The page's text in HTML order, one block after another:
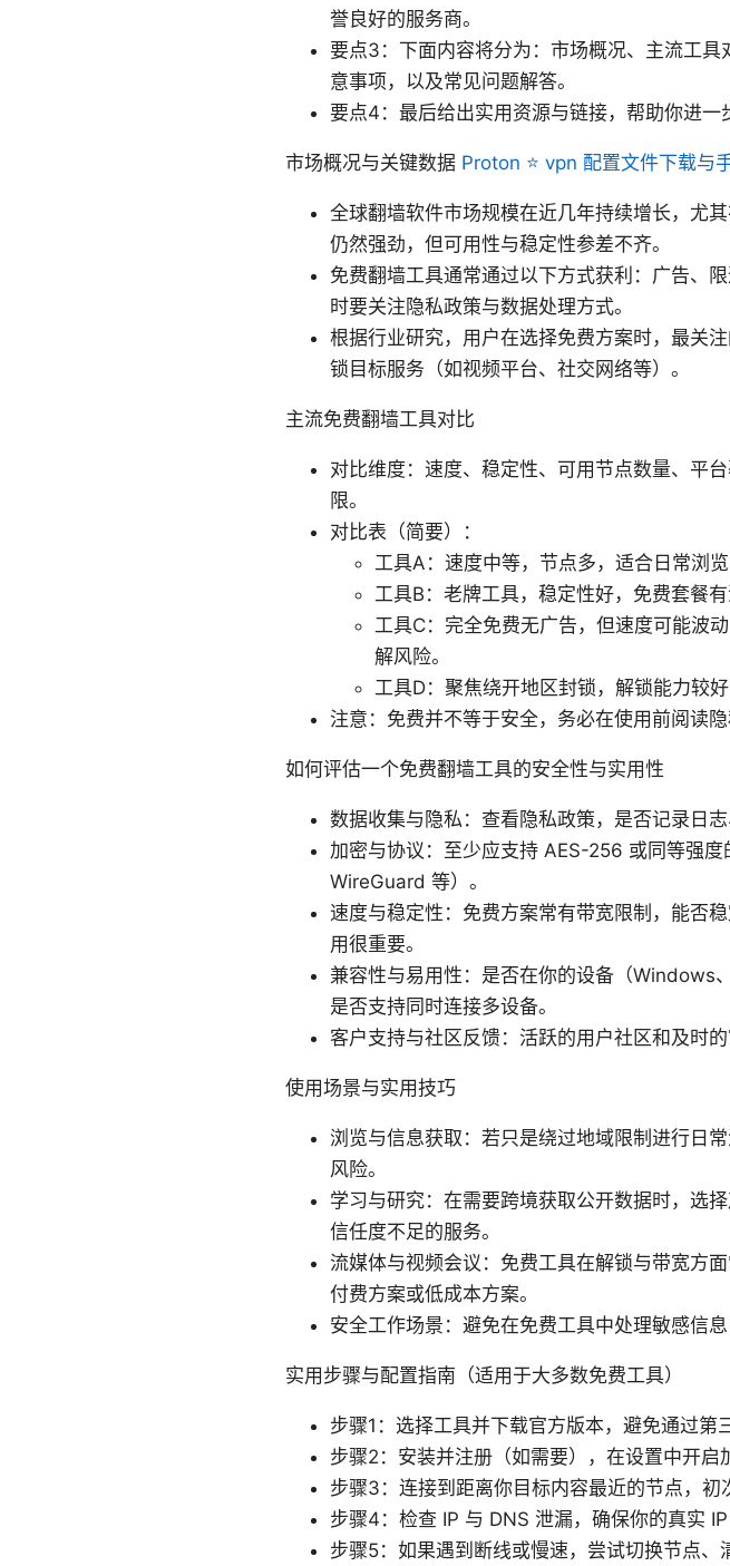
誉良好的服务商。
要点3：下面内容将分为：市场概况、主流工
意事项，以及常见问题解答。
要点4：最后给出实用资源与链接，帮助你进一
市场概况与关键数据 Proton ⭐ vpn 配置文件下载与
全球翻墙软件市场规模在近几年持续增长，尤
仍然强劲，但可用性与稳定性参差不齐。
免费翻墙工具通常通过以下方式获利：广告、
时要关注隐私政策与数据处理方式。
根据行业研究，用户在选择免费方案时，最关
锁目标服务（如视频平台、社交网络等）。
主流免费翻墙工具对比
对比维度：速度、稳定性、可用节点数量、平
限。
对比表（简要）：
工具A：速度中等，节点多，适合日常浏
工具B：老牌工具，稳定性好，免费套餐
工具C：完全免费无广告，但速度可能波
解风险。
工具D：聚焦绕开地区封锁，解锁能力较
注意：免费并不等于安全，务必在使用前阅读
如何评估一个免费翻墙工具的安全性与实用性
数据收集与隐私：查看隐私政策，是否记录日
加密与协议：至少应支持 AES-256 或同等强度
WireGuard 等）。
速度与稳定性：免费方案常有带宽限制，能否
用很重要。
兼容性与易用性：是否在你的设备（Windows
是否支持同时连接多设备。
客户支持与社区反馈：活跃的用户社区和及时
使用场景与实用技巧
浏览与信息获取：若只是绕过地域限制进行日
风险。
学习与研究：在需要跨境获取公开数据时，选
信任度不足的服务。
流媒体与视频会议：免费工具在解锁与带宽方
付费方案或低成本方案。
安全工作场景：避免在免费工具中处理敏感信
实用步骤与配置指南（适用于大多数免费工具）
步骤1：选择工具并下载官方版本，避免通过第
步骤2：安装并注册（如需要），在设置中开
步骤3：连接到距离你目标内容最近的节点，初
步骤4：检查 IP 与 DNS 泄漏，确保你的真实 IP
步骤5：如果遇到断线或慢速，尝试切换节点、